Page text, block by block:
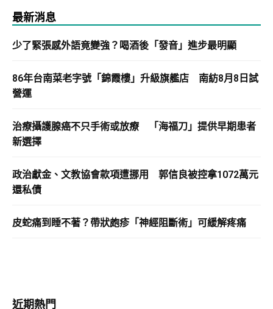
最新消息
少了緊張感外語竟變強？喝酒後「發音」進步最明顯
86年台南菜老字號「錦霞樓」升級旗艦店 南紡8月8日試
營運
治療攝護腺癌不只手術或放療 「海福刀」提供早期患者
新選擇
政治獻金、文教協會款項遭挪用 郭信良被控拿1072萬元
還私債
皮蛇痛到睡不著？帶狀皰疹「神經阻斷術」可緩解疼痛
近期熱門